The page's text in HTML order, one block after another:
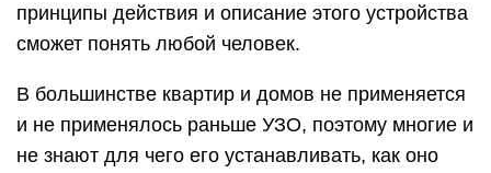
принципы действия и описание этого устройства
сможет понять любой человек.
В большинстве квартир и домов не применяется
и не применялось раньше УЗО, поэтому многие и
не знают для чего его устанавливать, как оно